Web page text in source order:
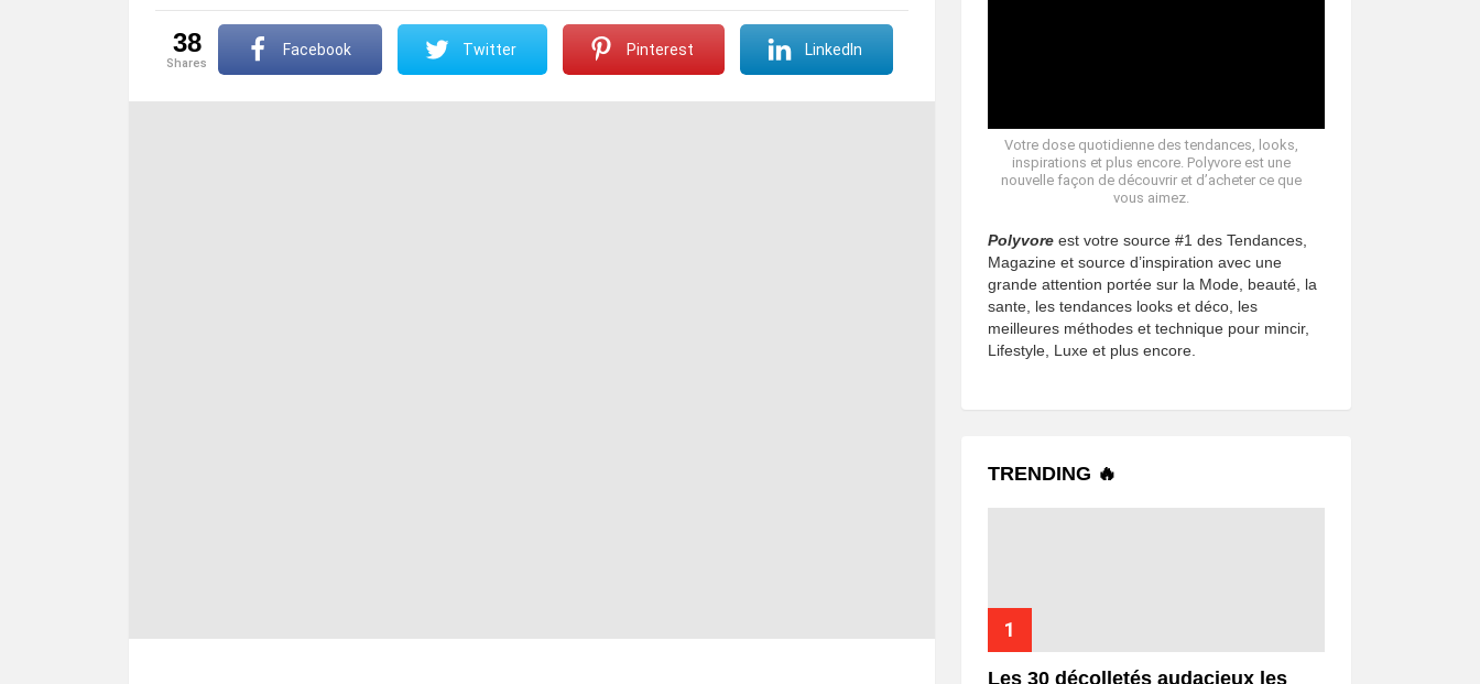
38
shares
Facebook Twitter Pinterest LinkedIn
Votre dose quotidienne des tendances, looks,
inspirations et plus encore. Polyvore est une
nouvelle façon de découvrir et d’acheter ce que
vous aimez.
Polyvore est votre source #1 des Tendances,
Magazine et source d’inspiration avec une
grande attention portée sur la Mode, beauté, la
sante, les tendances looks et déco, les
meilleures méthodes et technique pour mincir,
Lifestyle, Luxe et plus encore.
TRENDING 🔥
Les 30 décolletés audacieux les